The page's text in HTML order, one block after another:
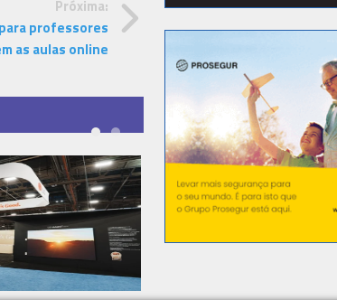
Próxima:
professores
as aulas online